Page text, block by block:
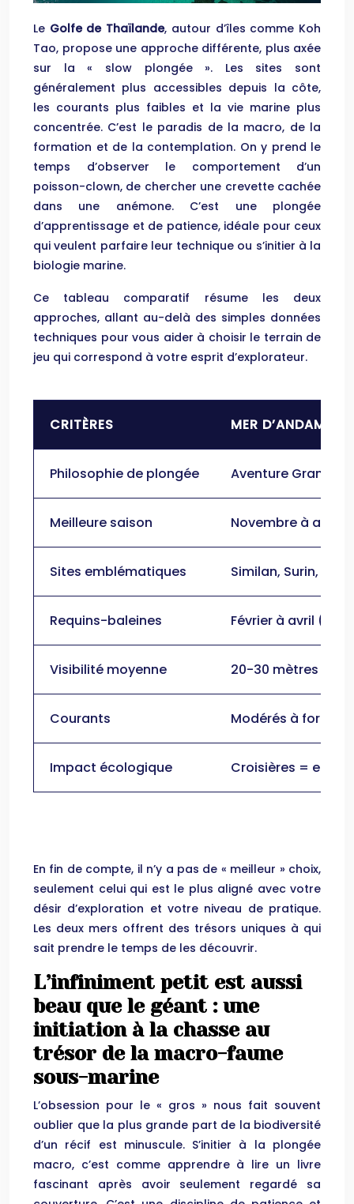
Le Golfe de Thaïlande, autour d’îles comme Koh
Tao, propose une approche différente, plus axée
sur la « slow plongée ». Les sites sont
généralement plus accessibles depuis la côte,
les courants plus faibles et la vie marine plus
concentrée. C’est le paradis de la macro, de la
formation et de la contemplation. On y prend le
temps d’observer le comportement d’un
poisson-clown, de chercher une crevette cachée
dans une anémone. C’est une plongée
d’apprentissage et de patience, idéale pour ceux
qui veulent parfaire leur technique ou s’initier à la
biologie marine.
Ce tableau comparatif résume les deux
approches, allant au-delà des simples données
techniques pour vous aider à choisir le terrain de
jeu qui correspond à votre esprit d’explorateur.
CRITÈRES MER D’ANDAMAN
Philosophie de plongée Aventure Grand
Meilleure saison Novembre à avril
Sites emblématiques Similan, Surin,
Requins-baleines Février à avril
Visibilité moyenne 20-30 mètres
Courants Modérés à forts
Impact écologique Croisières =
En fin de compte, il n’y a pas de « meilleur » choix,
seulement celui qui est le plus aligné avec votre
désir d’exploration et votre niveau de pratique.
Les deux mers offrent des trésors uniques à qui
sait prendre le temps de les découvrir.
L’infiniment petit est aussi
beau que le géant : une
initiation à la chasse au
trésor de la macro-faune
sous-marine
L’obsession pour le « gros » nous fait souvent
oublier que la plus grande part de la biodiversité
d’un récif est minuscule. S’initier à la plongée
macro, c’est comme apprendre à lire un livre
fascinant après avoir seulement regardé sa